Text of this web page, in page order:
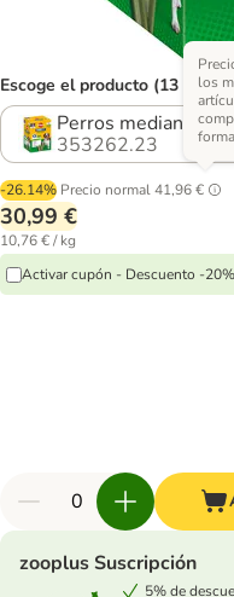
Escoge el producto (13
Perros medianos
353262.23
-26.14% Precio normal41,96 €
los
30,99 €
10,76 € / kg
Activar cupón - Descuento -20%
zooplus Suscripción
5% de